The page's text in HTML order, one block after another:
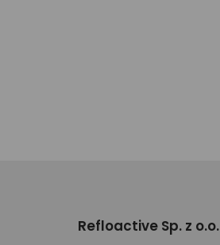
Refloactive Sp. z o.o.